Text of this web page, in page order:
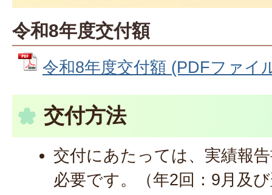
令和8年度交付額
令和8年度交付額 (PDFファイ
交付方法
交付にあたっては、実績報
必要です。（年2回：9月及